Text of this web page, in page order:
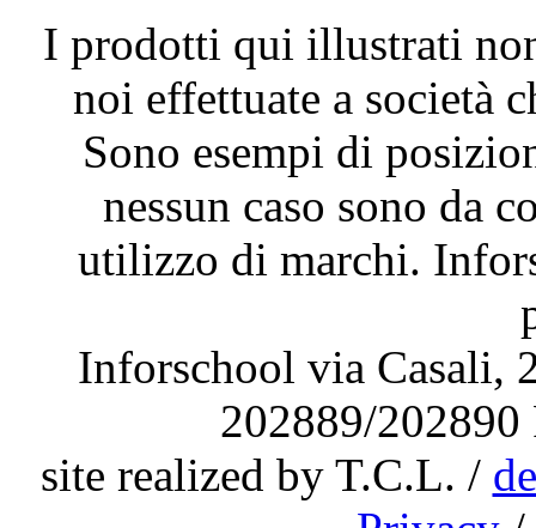
I prodotti qui illustrati
noi effettuate a società
Sono esempi di
nessun caso sono da
utilizzo di marchi.
Inforschool via Casali,
202889/202890
site realized by T.C.L. /